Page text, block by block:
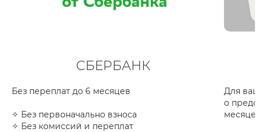
СБЕРБАНК
Без переплат до 6 месяцев
✧ Без первоначально взноса
✧ Без комиссий и переплат
Для
о